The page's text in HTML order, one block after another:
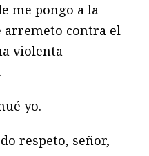
me pongo a la
arremeto contra el
violenta
yo.
respeto, señor,